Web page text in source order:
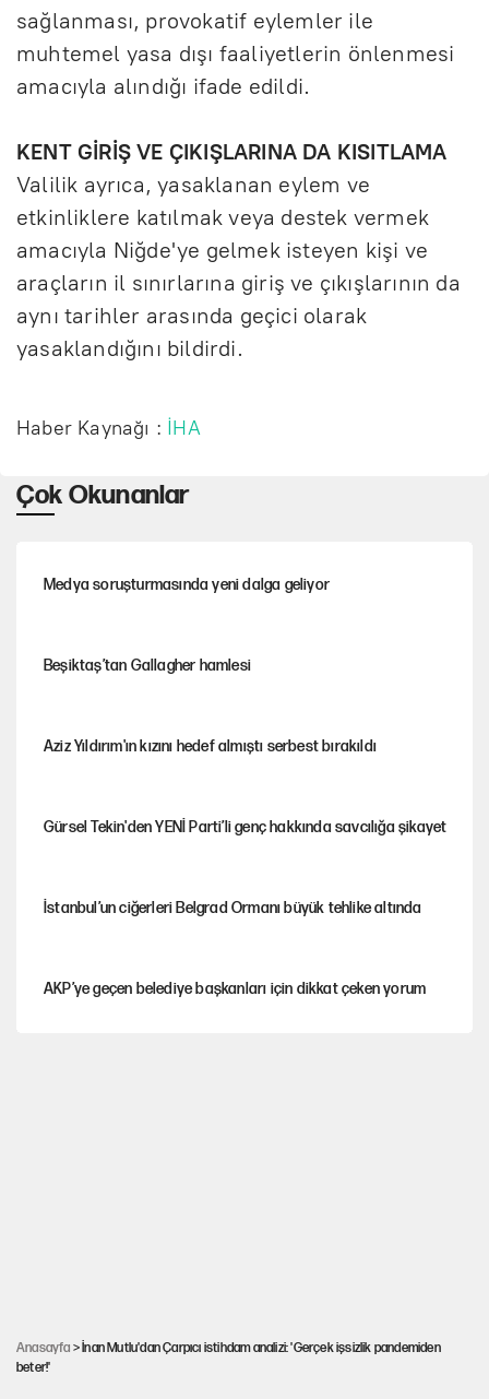
sağlanması, provokatif eylemler ile
muhtemel yasa dışı faaliyetlerin önlenmesi
amacıyla alındığı ifade edildi.
KENT GİRİŞ VE ÇIKIŞLARINA DA KISITLAMA
Valilik ayrıca, yasaklanan eylem ve
etkinliklere katılmak veya destek vermek
amacıyla Niğde'ye gelmek isteyen kişi ve
araçların il sınırlarına giriş ve çıkışlarının da
aynı tarihler arasında geçici olarak
yasaklandığını bildirdi.
Haber Kaynağı : İHA
Çok Okunanlar
Medya soruşturmasında yeni dalga geliyor
Beşiktaş’tan Gallagher hamlesi
Aziz Yıldırım'ın kızını hedef almıştı serbest bırakıldı
Gürsel Tekin'den YENİ Parti’li genç hakkında savcılığa şikayet
İstanbul’un ciğerleri Belgrad Ormanı büyük tehlike altında
AKP’ye geçen belediye başkanları için dikkat çeken yorum
Anasayfa > İnan Mutlu'dan Çarpıcı istihdam analizi: 'Gerçek işsizlik pandemiden
beter!'